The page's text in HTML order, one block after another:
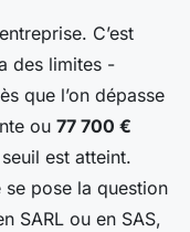
C’est
des limites -
que l’on dépasse
ou 77 700 €
est atteint.
se pose la question
SARL ou en SAS,